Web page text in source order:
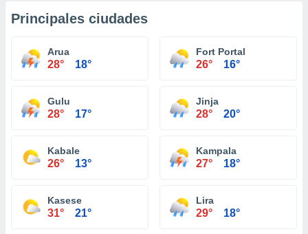
Principales ciudades
Arua
28° 18°
Fort Portal
26° 16°
Gulu
28° 17°
Jinja
28° 20°
Kabale
26° 13°
Kampala
27° 18°
Kasese
31° 21°
Lira
29° 18°